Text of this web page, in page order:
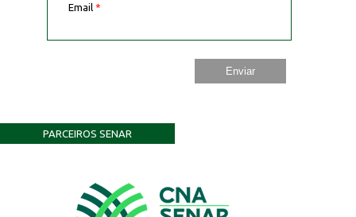
Email *
PARCEIROS SENAR